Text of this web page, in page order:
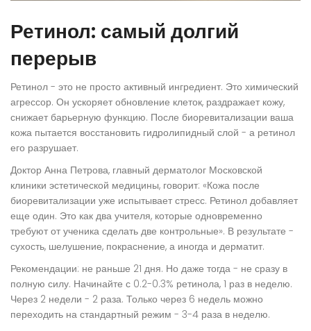
Ретинол: самый долгий
перерыв
Ретинол - это не просто активный ингредиент. Это химический
агрессор. Он ускоряет обновление клеток, раздражает кожу,
снижает барьерную функцию. После биоревитализации ваша
кожа пытается восстановить гидролипидный слой - а ретинол
его разрушает.
Доктор Анна Петрова, главный дерматолог Московской
клиники эстетической медицины, говорит: «Кожа после
биоревитализации уже испытывает стресс. Ретинол добавляет
еще один. Это как два учителя, которые одновременно
требуют от ученика сделать две контрольные». В результате -
сухость, шелушение, покраснение, а иногда и дерматит.
Рекомендации: не раньше 21 дня. Но даже тогда - не сразу в
полную силу. Начинайте с 0.2-0.3% ретинола, 1 раз в неделю.
Через 2 недели - 2 раза. Только через 6 недель можно
переходить на стандартный режим - 3-4 раза в неделю.